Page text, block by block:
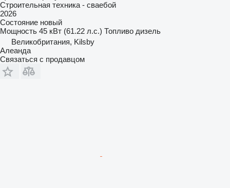
Строительная техника - сваебой
2026
Состояние новый
Мощность 45 кВт (61.22 л.с.) Топливо дизель
Великобритания, Kilsby
Алеанда
Связаться с продавцом